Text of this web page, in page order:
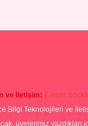
ve İletişim: E-mail:
Bilgi Teknolojileri ve
üyelerimiz